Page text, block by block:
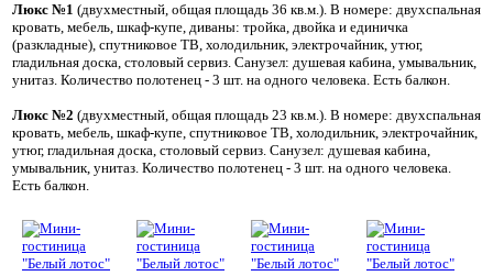
Люкс №1 (двухместный, общая площадь 36 кв.м.). В номере: двухспальная
кровать, мебель, шкаф-купе, диваны: тройка, двойка и единичка
(разкладные), спутниковое ТВ, холодильник, электрочайник, утюг,
гладильная доска, столовый сервиз. Санузел: душевая кабина, умывальник,
унитаз. Количество полотенец - 3 шт. на одного человека. Есть балкон.
Люкс №2 (двухместный, общая площадь 23 кв.м.). В номере: двухспальная
кровать, мебель, шкаф-купе, спутниковое ТВ, холодильник, электрочайник,
утюг, гладильная доска, столовый сервиз. Санузел: душевая кабина,
умывальник, унитаз. Количество полотенец - 3 шт. на одного человека.
Есть балкон.